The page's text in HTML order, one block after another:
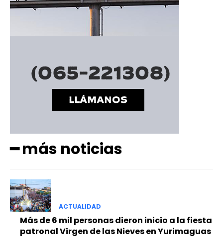
━ más noticias
ACTUALIDAD
Más de 6 mil personas dieron inicio a la fiesta
patronal Virgen de las Nieves en Yurimaguas